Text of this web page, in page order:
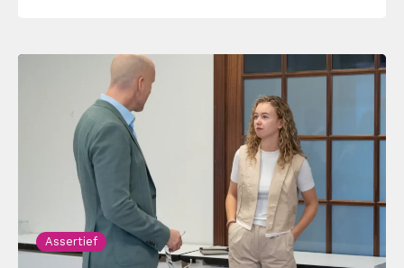
Assertief